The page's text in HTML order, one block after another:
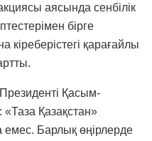
аясында сенбілік
бірге
қарағайлы
Қасым-
Қазақстан»
емес. Барлық өңірлерде